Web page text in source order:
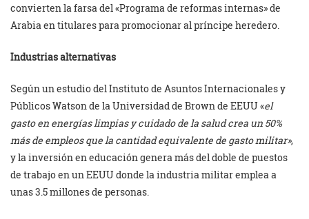
convierten la farsa del «Programa de reformas internas» de
Arabia en titulares para promocionar al príncipe heredero.
Industrias alternativas
Según un estudio del Instituto de Asuntos Internacionales y
Públicos Watson de la Universidad de Brown de EEUU «el
gasto en energías limpias y cuidado de la salud crea un 50%
más de empleos que la cantidad equivalente de gasto militar»,
y la inversión en educación genera más del doble de puestos
de trabajo en un EEUU donde la industria militar emplea a
unas 3.5 millones de personas.